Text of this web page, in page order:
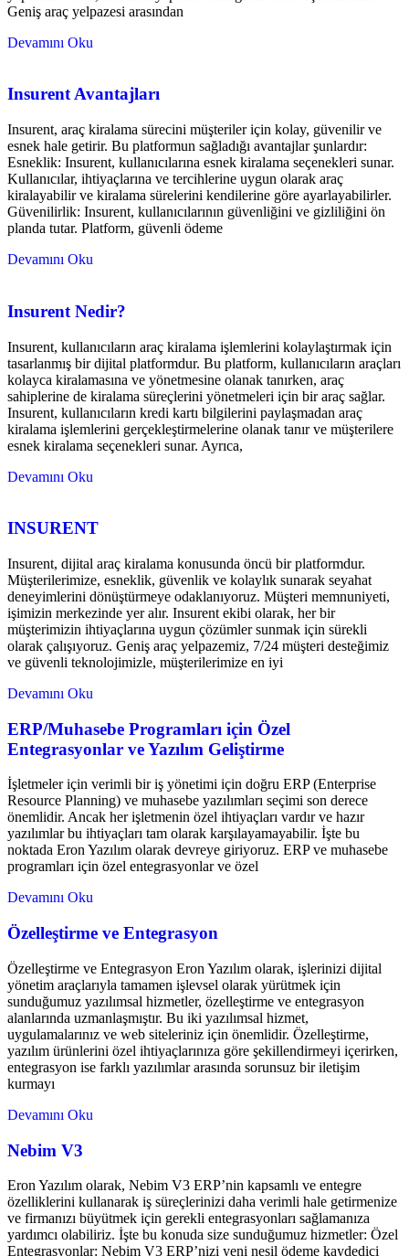
Geniş araç yelpazesi arasından
Devamını Oku
Insurent Avantajları
Insurent, araç kiralama sürecini müşteriler için kolay, güvenilir ve
esnek hale getirir. Bu platformun sağladığı avantajlar şunlardır:
Esneklik: Insurent, kullanıcılarına esnek kiralama seçenekleri sunar.
Kullanıcılar, ihtiyaçlarına ve tercihlerine uygun olarak araç
kiralayabilir ve kiralama sürelerini kendilerine göre ayarlayabilirler.
Güvenilirlik: Insurent, kullanıcılarının güvenliğini ve gizliliğini ön
planda tutar. Platform, güvenli ödeme
Devamını Oku
Insurent Nedir?
Insurent, kullanıcıların araç kiralama işlemlerini kolaylaştırmak için
tasarlanmış bir dijital platformdur. Bu platform, kullanıcıların araçları
kolayca kiralamasına ve yönetmesine olanak tanırken, araç
sahiplerine de kiralama süreçlerini yönetmeleri için bir araç sağlar.
Insurent, kullanıcıların kredi kartı bilgilerini paylaşmadan araç
kiralama işlemlerini gerçekleştirmelerine olanak tanır ve müşterilere
esnek kiralama seçenekleri sunar. Ayrıca,
Devamını Oku
INSURENT
Insurent, dijital araç kiralama konusunda öncü bir platformdur.
Müşterilerimize, esneklik, güvenlik ve kolaylık sunarak seyahat
deneyimlerini dönüştürmeye odaklanıyoruz. Müşteri memnuniyeti,
işimizin merkezinde yer alır. Insurent ekibi olarak, her bir
müşterimizin ihtiyaçlarına uygun çözümler sunmak için sürekli
olarak çalışıyoruz. Geniş araç yelpazemiz, 7/24 müşteri desteğimiz
ve güvenli teknolojimizle, müşterilerimize en iyi
Devamını Oku
ERP/Muhasebe Programları için Özel
Entegrasyonlar ve Yazılım Geliştirme
İşletmeler için verimli bir iş yönetimi için doğru ERP (Enterprise
Resource Planning) ve muhasebe yazılımları seçimi son derece
önemlidir. Ancak her işletmenin özel ihtiyaçları vardır ve hazır
yazılımlar bu ihtiyaçları tam olarak karşılayamayabilir. İşte bu
noktada Eron Yazılım olarak devreye giriyoruz. ERP ve muhasebe
programları için özel entegrasyonlar ve özel
Devamını Oku
Özelleştirme ve Entegrasyon
Özelleştirme ve Entegrasyon Eron Yazılım olarak, işlerinizi dijital
yönetim araçlarıyla tamamen işlevsel olarak yürütmek için
sunduğumuz yazılımsal hizmetler, özelleştirme ve entegrasyon
alanlarında uzmanlaşmıştır. Bu iki yazılımsal hizmet,
uygulamalarınız ve web siteleriniz için önemlidir. Özelleştirme,
yazılım ürünlerini özel ihtiyaçlarınıza göre şekillendirmeyi içerirken,
entegrasyon ise farklı yazılımlar arasında sorunsuz bir iletişim
kurmayı
Devamını Oku
Nebim V3
Eron Yazılım olarak, Nebim V3 ERP’nin kapsamlı ve entegre
özelliklerini kullanarak iş süreçlerinizi daha verimli hale getirmenize
ve firmanızı büyütmek için gerekli entegrasyonları sağlamanıza
yardımcı olabiliriz. İşte bu konuda size sunduğumuz hizmetler: Özel
Entegrasyonlar: Nebim V3 ERP’nizi yeni nesil ödeme kaydedici